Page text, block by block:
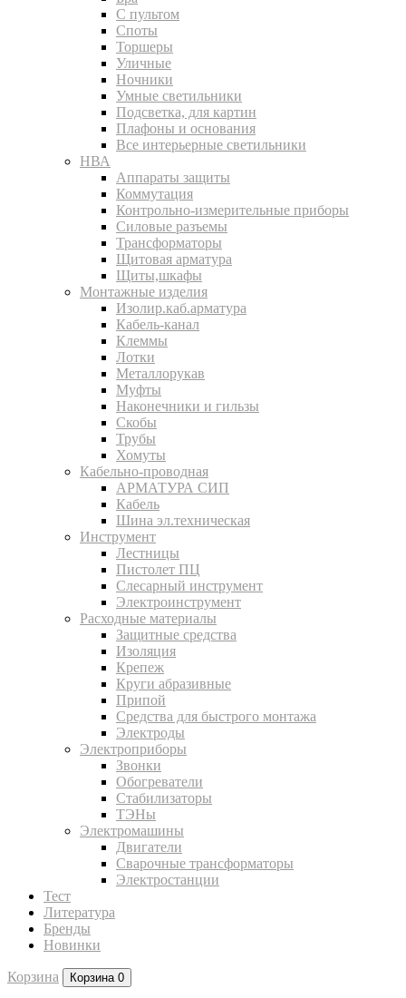
С пультом
Споты
Торшеры
Уличные
Ночники
Умные светильники
Подсветка, для картин
Плафоны и основания
Все интерьерные светильники
НВА
Аппараты защиты
Коммутация
Контрольно-измерительные приборы
Силовые разъемы
Трансформаторы
Щитовая арматура
Щиты,шкафы
Монтажные изделия
Изолир.каб.арматура
Кабель-канал
Клеммы
Лотки
Металлорукав
Муфты
Наконечники и гильзы
Скобы
Трубы
Хомуты
Кабельно-проводная
АРМАТУРА СИП
Кабель
Шина эл.техническая
Инструмент
Лестницы
Пистолет ПЦ
Слесарный инструмент
Электроинструмент
Расходные материалы
Защитные средства
Изоляция
Крепеж
Круги абразивные
Припой
Средства для быстрого монтажа
Электроды
Электроприборы
Звонки
Обогреватели
Стабилизаторы
ТЭНы
Электромашины
Двигатели
Сварочные трансформаторы
Электростанции
Тест
Литература
Бренды
Новинки
Корзина Корзина 0